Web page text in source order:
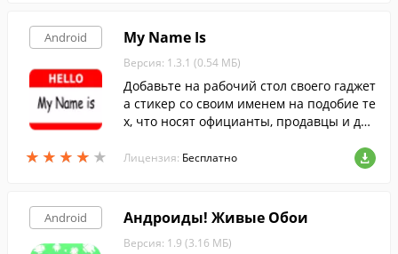
Android
★ ★ ★ ★ ★
★ ★ ★ ★ ★
My Name Is
Версия: 1.3.1 (0.54 МБ)
Добавьте на рабочий стол своего гаджет
а стикер со своим именем на подобие те
х, что носят официанты, продавцы и дру
рограмма позволяет задавать собственн
ый текст в полях и самостоятельно выби
Лицензия: Бесплатно
Android Андроиды! Живые Обои
Версия: 1.9 (3.16 МБ)